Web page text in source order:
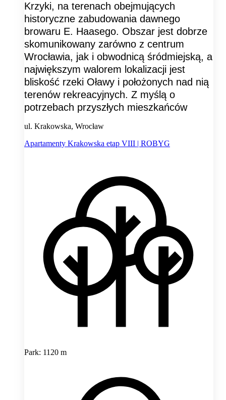
Krzyki, na terenach obejmujących
historyczne zabudowania dawnego
browaru E. Haasego. Obszar jest dobrze
skomunikowany zarówno z centrum
Wrocławia, jak i obwodnicą śródmiejską, a
największym walorem lokalizacji jest
bliskość rzeki Oławy i położonych nad nią
terenów rekreacyjnych. Z myślą o
potrzebach przyszłych mieszkańców
ul. Krakowska, Wrocław
Apartamenty Krakowska etap VIII | ROBYG
Park: 1120 m